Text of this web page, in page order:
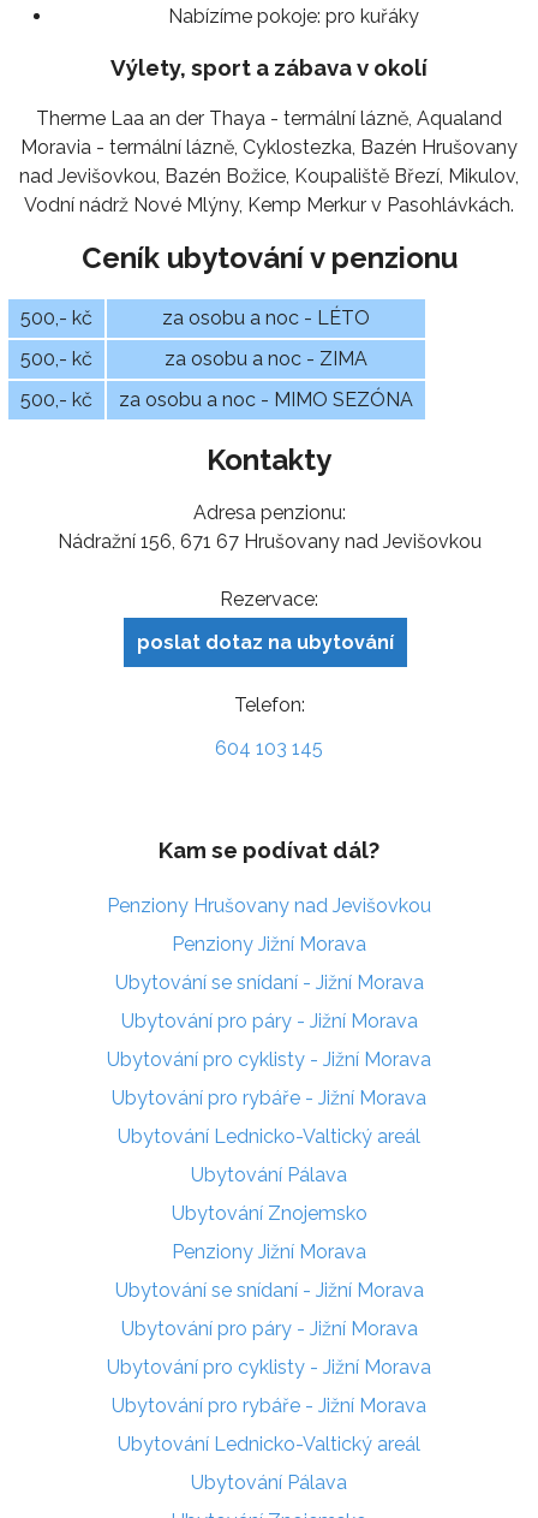
Nabízíme pokoje: pro kuřáky
Výlety, sport a zábava v okolí
Therme Laa an der Thaya - termální lázně, Aqualand
Moravia - termální lázně, Cyklostezka, Bazén Hrušovany
nad Jevišovkou, Bazén Božice, Koupaliště Březí, Mikulov,
Vodní nádrž Nové Mlýny, Kemp Merkur v Pasohlávkách.
Ceník ubytování v penzionu
500,- kč
za osobu a noc - LÉTO
500,- kč
za osobu a noc - ZIMA
500,- kč
za osobu a noc - MIMO SEZÓNA
Kontakty
Adresa penzionu:
Nádražní 156, 671 67 Hrušovany nad Jevišovkou
Rezervace:
poslat dotaz na ubytování
Telefon:
604 103 145
Kam se podívat dál?
Penziony Hrušovany nad Jevišovkou
Penziony Jižní Morava
Ubytování se snídaní - Jižní Morava
Ubytování pro páry - Jižní Morava
Ubytování pro cyklisty - Jižní Morava
Ubytování pro rybáře - Jižní Morava
Ubytování Lednicko-Valtický areál
Ubytování Pálava
Ubytování Znojemsko
Penziony Jižní Morava
Ubytování se snídaní - Jižní Morava
Ubytování pro páry - Jižní Morava
Ubytování pro cyklisty - Jižní Morava
Ubytování pro rybáře - Jižní Morava
Ubytování Lednicko-Valtický areál
Ubytování Pálava